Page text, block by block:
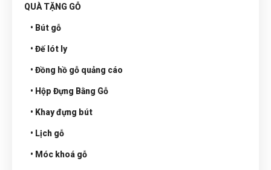
QUÀ TẶNG GỖ
• Bút gỗ
• Đế lót ly
• Đồng hồ gỗ quảng cáo
• Hộp Đựng Bằng Gỗ
• Khay đựng bút
• Lịch gỗ
• Móc khoá gỗ